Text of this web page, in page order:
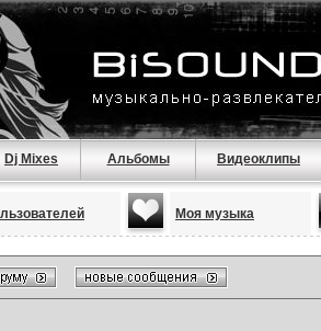
Dj Mixes Альбомы Видеоклипы
Моя музыка